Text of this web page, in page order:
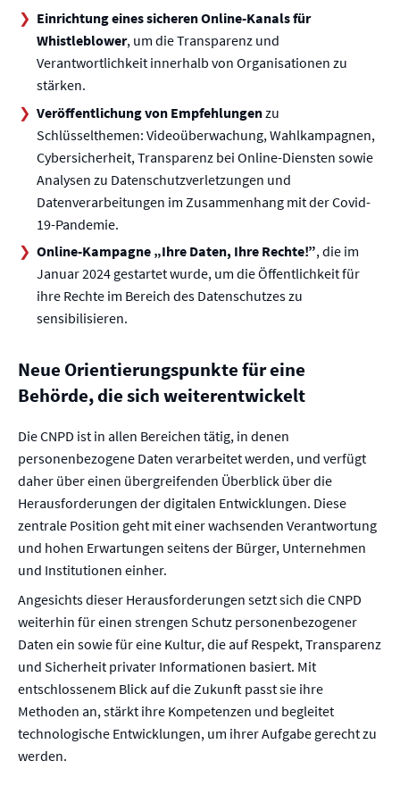
Einrichtung eines sicheren Online-Kanals für
Whistleblower, um die Transparenz und
Verantwortlichkeit innerhalb von Organisationen zu
stärken.
Veröffentlichung von Empfehlungen zu
Schlüsselthemen: Videoüberwachung, Wahlkampagnen,
Cybersicherheit, Transparenz bei Online-Diensten sowie
Analysen zu Datenschutzverletzungen und
Datenverarbeitungen im Zusammenhang mit der Covid-
19-Pandemie.
Online-Kampagne „Ihre Daten, Ihre Rechte!”, die im
Januar 2024 gestartet wurde, um die Öffentlichkeit für
ihre Rechte im Bereich des Datenschutzes zu
sensibilisieren.
Neue Orientierungspunkte für eine
Behörde, die sich weiterentwickelt
Die CNPD ist in allen Bereichen tätig, in denen
personenbezogene Daten verarbeitet werden, und verfügt
daher über einen übergreifenden Überblick über die
Herausforderungen der digitalen Entwicklungen. Diese
zentrale Position geht mit einer wachsenden Verantwortung
und hohen Erwartungen seitens der Bürger, Unternehmen
und Institutionen einher.
Angesichts dieser Herausforderungen setzt sich die CNPD
weiterhin für einen strengen Schutz personenbezogener
Daten ein sowie für eine Kultur, die auf Respekt, Transparenz
und Sicherheit privater Informationen basiert. Mit
entschlossenem Blick auf die Zukunft passt sie ihre
Methoden an, stärkt ihre Kompetenzen und begleitet
technologische Entwicklungen, um ihrer Aufgabe gerecht zu
werden.